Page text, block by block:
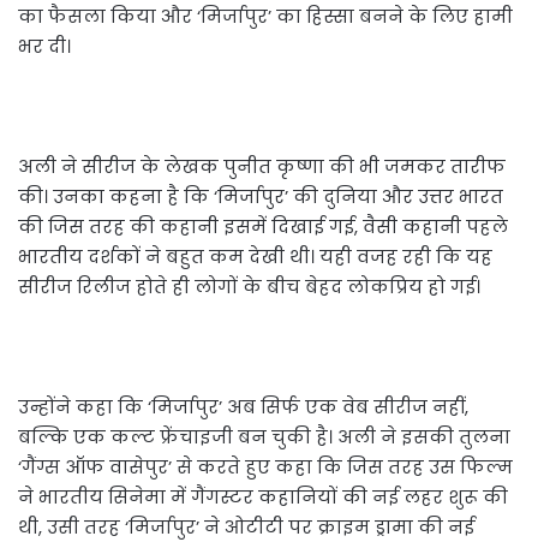
का फैसला किया और ‘मिर्जापुर’ का हिस्सा बनने के लिए हामी
भर दी।
अली ने सीरीज के लेखक पुनीत कृष्णा की भी जमकर तारीफ
की। उनका कहना है कि ‘मिर्जापुर’ की दुनिया और उत्तर भारत
की जिस तरह की कहानी इसमें दिखाई गई, वैसी कहानी पहले
भारतीय दर्शकों ने बहुत कम देखी थी। यही वजह रही कि यह
सीरीज रिलीज होते ही लोगों के बीच बेहद लोकप्रिय हो गई।
उन्होंने कहा कि ‘मिर्जापुर’ अब सिर्फ एक वेब सीरीज नहीं,
बल्कि एक कल्ट फ्रेंचाइजी बन चुकी है। अली ने इसकी तुलना
‘गैंग्स ऑफ वासेपुर’ से करते हुए कहा कि जिस तरह उस फिल्म
ने भारतीय सिनेमा में गैंगस्टर कहानियों की नई लहर शुरू की
थी, उसी तरह ‘मिर्जापुर’ ने ओटीटी पर क्राइम ड्रामा की नई